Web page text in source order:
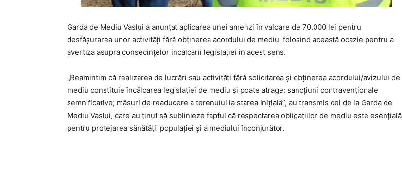
Garda de Mediu Vaslui a anunțat aplicarea unei amenzi în valoare de 70.000 lei pentru
desfășurarea unor activități fără obținerea acordului de mediu, folosind această ocazie pentru a
avertiza asupra consecințelor încălcării legislației în acest sens.
„Reamintim că realizarea de lucrări sau activități fără solicitarea și obținerea acordului/avizului de
mediu constituie încălcarea legislației de mediu și poate atrage: sancțiuni contravenționale
semnificative; măsuri de readucere a terenului la starea inițială”, au transmis cei de la Garda de
Mediu Vaslui, care au ținut să sublinieze faptul că respectarea obligațiilor de mediu este esențială
pentru protejarea sănătății populației și a mediului înconjurător.